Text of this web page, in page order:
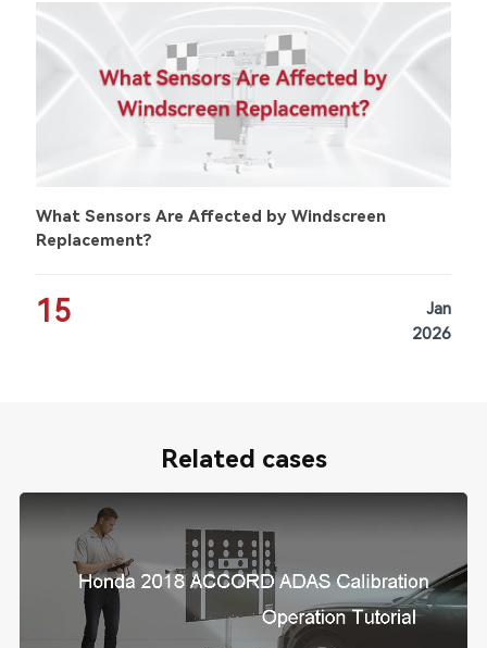
What Sensors Are Affected by Windscreen
Replacement?
15
Jan
2026
Related cases